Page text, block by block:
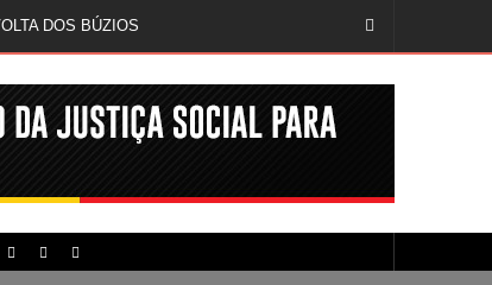
DOS BÚZIOS